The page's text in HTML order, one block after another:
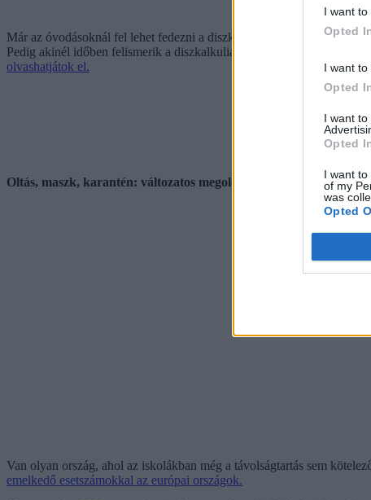
I want to
Opted
I want to
Opted
I want
Opted
I want
of my
was
Opted
Már az óvodásoknál fel lehet fedezni a diszkalkuliára utaló jeleket,
Pedig akinél időben felismerik a diszkalkuliát, és megfelelő terápiát
olvashatjátok el.
Oltás, maszk, karantén: változatos megoldásokkal harcolnak a
Van olyan ország, ahol az iskolákban még a távolságtartás sem
emelkedő esetszámokkal az európai országok.